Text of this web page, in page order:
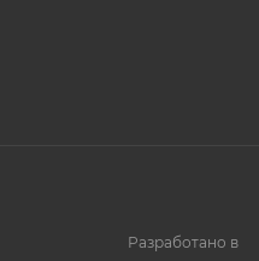
Разработано в